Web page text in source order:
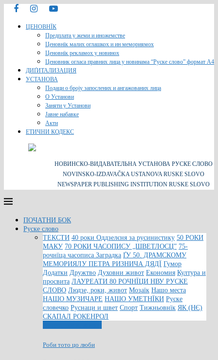
ЦЕНОВНЇК
Предплата у жеми и иножемстве
Ценовнїк малих оглашкох и ин мемориямох
Ценовнїк рекламох у новинох
Ценовник огласа правних лица у новинама “Руске слово” формат A4
ДИҐИТАЛИЗАЦИЯ
УСТАНОВА
Подаци о броју запослених и ангажованих лица
О Установи
Заняти у Установи
Јавне набавке
Акти
ЕТИЧНИ КОДЕКС
НОВИНСКО-ВИДАВАТЕЛЬНА УСТАНОВА РУСКЕ СЛОВО
NOVINSKO-IZDAVAČKA USTANOVA RUSKE SLOVO
NEWSPAPER PUBLISHING INSTITUTION RUSKE SLOVO
ПОЧАТНИ БОК
Руске слово
ТЕКСТИ 40 роки Оддзелєня за русинистику 50 РОКИ
МАКУ 70 РОКИ ЧАСОПИСУ „ШВЕТЛОСЦ” 75-
рочнїца часописа Заградка ҐУ 50. ДРАМСКОМУ
МЕМОРИЯЛУ ПЕТРА РИЗНИЧА ДЯДЇ Гумор
Додатки Дружтво Духовни живот Економия Култура и
просвита ЛАУРЕАТИ 80 РОЧНЇЦИ НВУ РУСКЕ
СЛОВО Людзе, роки, живот Мозаїк Нашо места
НАШО МУЗИЧАРЕ НАШО УМЕТНЇКИ Руске
словечко Руснаци и швет Спорт Тижньовнїк ЯК (НЄ)
СКАПАЛ РОКЕНРОЛ
Роби тото цо люби